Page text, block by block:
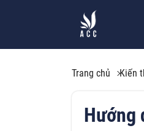
Trang chủ Kiến
Hướng